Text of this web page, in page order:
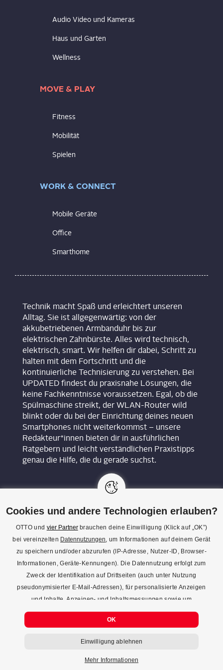
Audio Video und Kameras
Haus und Garten
Wellness
MOVE & PLAY
Fitness
Mobilität
Spielen
WORK & CONNECT
Mobile Geräte
Office
Smarthome
Technik macht Spaß und erleichtert unseren
Alltag. Sie ist allgegenwärtig: von der
akkubetriebenen Armbanduhr bis zur
elektrischen Zahnbürste. Alles wird technisch,
elektrisch, smart. Wir helfen dir dabei, Schritt zu
halten mit dem Fortschritt und die
kontinuierliche Technisierung zu verstehen. Bei
UPDATED findest du praxisnahe Lösungen, die
keine Fachkenntnisse voraussetzen. Egal, ob die
Spülmaschine streikt, der WLAN-Router wild
blinkt oder du bei der Einrichtung deines neuen
Smartphones nicht weiterkommst – unsere
Redakteur*innen bieten dir in ausführlichen
Ratgebern und leicht verständlichen Praxistipps
genau die Hilfe, die du gerade suchst.
KON­TAKT
REDAK­TI­ON
IMPRES­SUM
DATENSCHUTZ
COOKIE-EINSTELLUNGEN
Cookies und andere Technologien erlauben?
OTTO und vier Partnerbrauchen deine Einwilligung (Klick auf „OK”)
bei vereinzelten Datennutzungen, um Informationen auf deinem Gerät
zu speichern und/oder abzurufen (IP-Adresse, Nutzer-ID, Browser-
Informationen, Geräte-Kennungen). Die Datennutzung erfolgt zum
Zweck der Identifikation auf Drittseiten (auch unter Nutzung
pseudonymisierter E-Mail-Adressen), für personalisierte Anzeigen
und Inhalte, Anzeigen- und Inhaltsmessungen sowie um
Erkenntnisse über Zielgruppen und Produktentwicklungen zu
gewinnen. Mehr Infos zur Einwilligung (inkl. Widerrufsmöglichkeit)
jederzeit ablehnen.
OK
Einwilligung ablehnen
Mehr Informationen